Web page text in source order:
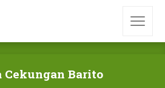
Cekungan Barito